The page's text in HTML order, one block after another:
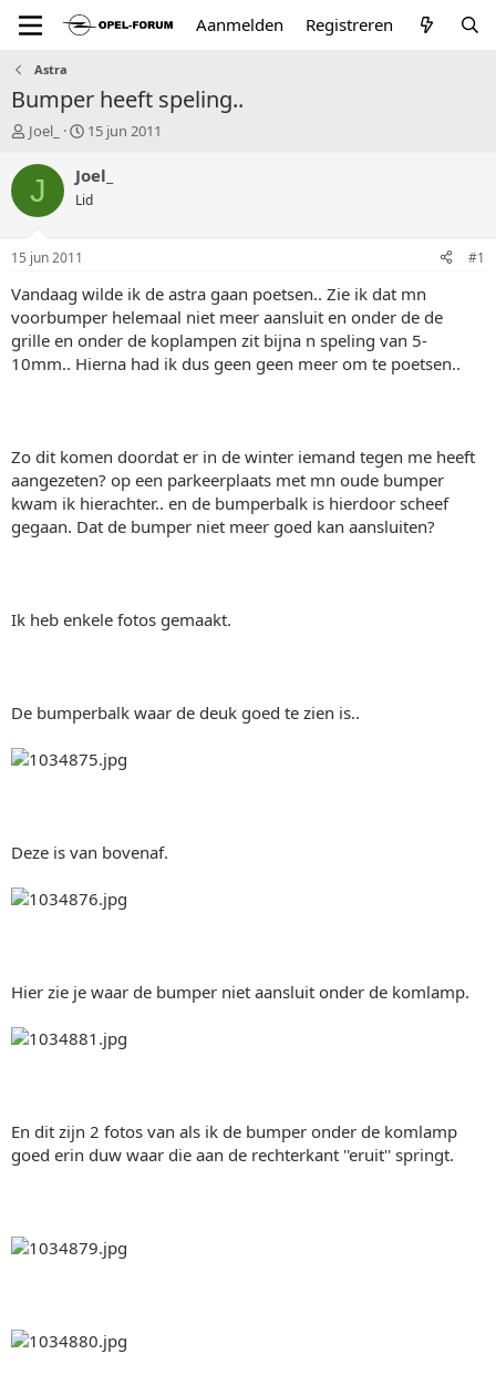
Aanmelden Registreren
Astra
Bumper heeft speling..
T
p
t
a
r
e
r
Joel_
S
a
r
t
u
15 jun 2011
J Joel_
Lid
15 jun 2011 #1
Vandaag wilde ik de astra gaan poetsen.. Zie ik dat mn
voorbumper helemaal niet meer aansluit en onder de de
grille en onder de koplampen zit bijna n speling van 5-
10mm.. Hierna had ik dus geen geen meer om te poetsen..
Zo dit komen doordat er in de winter iemand tegen me heeft
aangezeten? op een parkeerplaats met mn oude bumper
kwam ik hierachter.. en de bumperbalk is hierdoor scheef
gegaan. Dat de bumper niet meer goed kan aansluiten?
Ik heb enkele fotos gemaakt.
De bumperbalk waar de deuk goed te zien is..
Deze is van bovenaf.
Hier zie je waar de bumper niet aansluit onder de komlamp.
En dit zijn 2 fotos van als ik de bumper onder de komlamp
goed erin duw waar die aan de rechterkant ''eruit'' springt.